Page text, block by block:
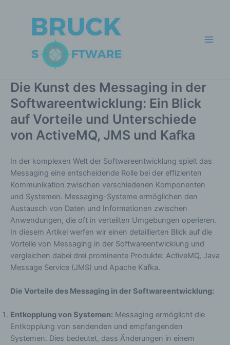
Die Kunst des Messaging in der
Softwareentwicklung: Ein Blick
auf Vorteile und Unterschiede
von ActiveMQ, JMS und Kafka
In der komplexen Welt der Softwareentwicklung spielt das
Messaging eine entscheidende Rolle bei der effizienten
Kommunikation zwischen verschiedenen Komponenten
und Systemen. Messaging-Systeme ermöglichen den
Austausch von Daten und Informationen zwischen
Anwendungen, die oft in verteilten Umgebungen operieren.
In diesem Artikel werfen wir einen detaillierten Blick auf die
Vorteile von Messaging in der Softwareentwicklung und
vergleichen dabei drei prominente Produkte: ActiveMQ, Java
Message Service (JMS) und Apache Kafka.
Die Vorteile des Messaging in der Softwareentwicklung:
Entkopplung von Systemen: Messaging ermöglicht die
Entkopplung von sendenden und empfangenden
Systemen. Dies bedeutet, dass Änderungen in einem